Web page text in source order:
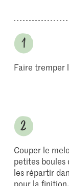
Faire tremper
Couper le
petites boules
les répartir
pour la finition.